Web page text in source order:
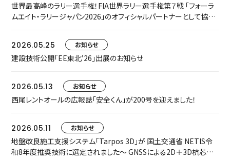
世界最高峰のラリー選手権！FIA世界ラリー選手権第７戦 「フォーラ
ムエイト・ラリージャパン2026」のオフィシャルパートナーとして協賛
2026.05.25
お知らせ
建設技術公開「EE東北’26」出展のお知らせ
2026.05.13 お知らせ
西尾レントオールの広報誌「安全くん」が200号を迎えました！
2026.05.11 お知らせ
地盤改良施工支援システム「Tarpos 3D」が 国土交通省 NETIS令
和8年度推奨技術に選定されました～ GNSSによる2D＋3D杭芯誘